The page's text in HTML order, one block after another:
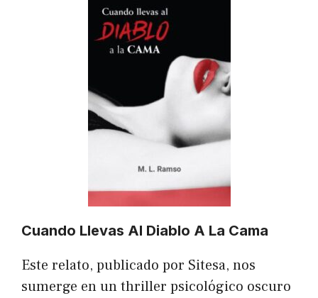
Cuando Llevas Al Diablo A La Cama
Este relato, publicado por Sitesa, nos
sumerge en un thriller psicológico oscuro